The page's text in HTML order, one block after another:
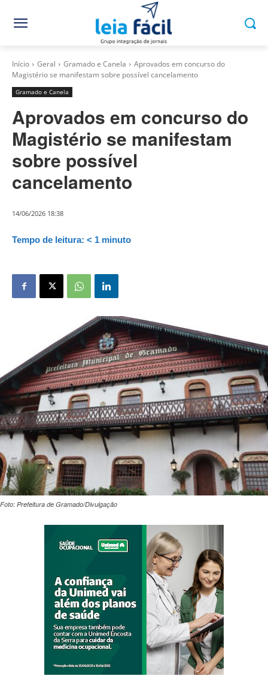
Início Geral Gramado e Canela
Aprovados em concurso do
Magistério se manifestam sobre possível cancelamento
Gramado e Canela
Aprovados em concurso do
Magistério se manifestam
sobre possível
cancelamento
14/06/2026 18:38
Tempo de leitura: < 1 minuto
Foto: Prefeitura de Gramado/Divulgação